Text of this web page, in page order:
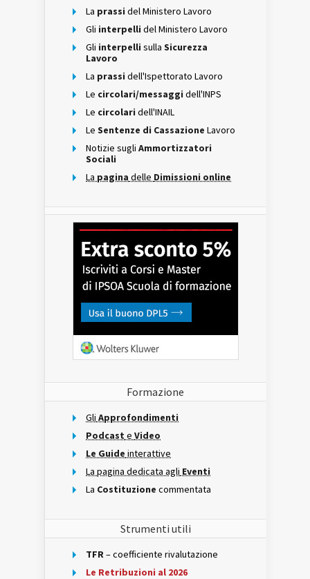
La prassi del Ministero Lavoro
Gli interpelli del Ministero Lavoro
Gli interpelli sulla Sicurezza
Lavoro
La prassi dell'Ispettorato Lavoro
Le circolari/messaggi dell'INPS
Le circolari dell'INAIL
Le Sentenze di Cassazione Lavoro
Notizie sugli Ammortizzatori
Sociali
La pagina delle Dimissioni online
Formazione
Gli Approfondimenti
Podcast e Video
Le Guide interattive
La pagina dedicata agli Eventi
La Costituzione commentata
Strumenti utili
TFR– coefficiente rivalutazione
Le Retribuzioni al 2026